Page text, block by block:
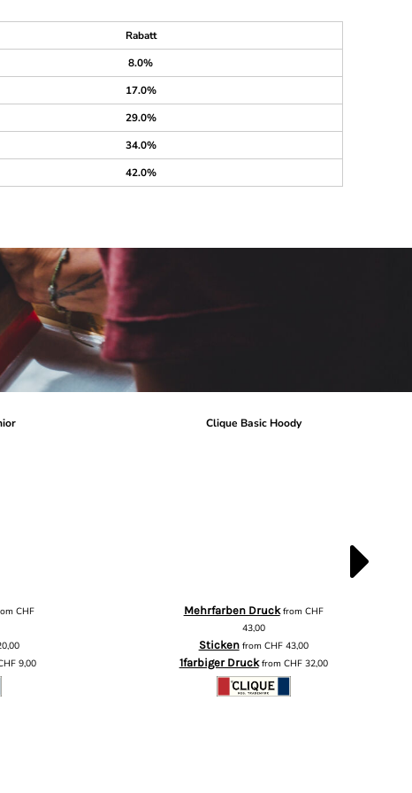
Rabatt
8.0%
17.0%
29.0%
34.0%
42.0%
CHF
9,00
Clique Basic Hoody
Mehrfarben Druckfrom CHF
43,00
Stickenfrom CHF43,00
1farbiger Druckfrom CHF32,00